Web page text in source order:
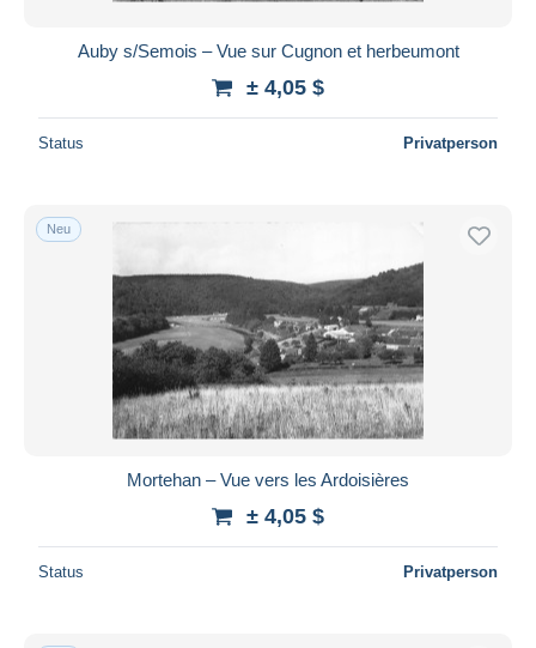
Auby s/Semois – Vue sur Cugnon et herbeumont
± 4,05 $
Status Privatperson
Neu
Mortehan – Vue vers les Ardoisières
± 4,05 $
Status Privatperson